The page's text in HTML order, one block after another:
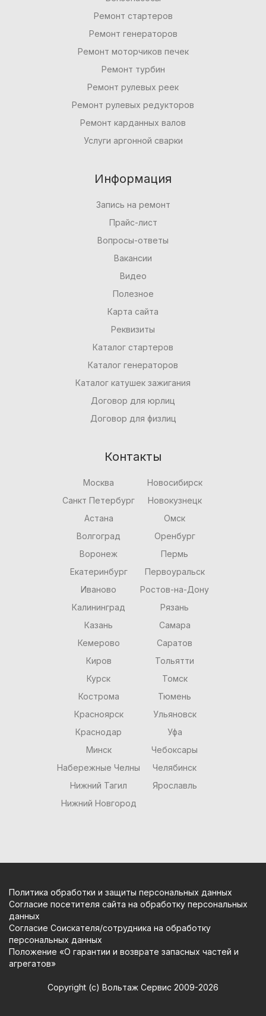
Ремонт стартеров
Ремонт генераторов
Ремонт моторчиков печек
Ремонт турбин
Ремонт рулевых реек
Ремонт рулевых редукторов
Ремонт карданных валов
Услуги аргонной сварки
Информация
Запись на ремонт
Прайс-лист
Вопросы-ответы
Вакансии
Видео
Полезное
Карта сайта
Реквизиты
Каталог стартеров
Каталог генераторов
Каталог катушек зажигания
Договор для юрлиц
Договор для физлиц
Контакты
Москва
Санкт Петербург
Астана
Волгоград
Воронеж
Екатеринбург
Иваново
Калининград
Казань
Кемерово
Киров
Курск
Кострома
Красноярск
Краснодар
Минск
Набережные Челны
Нижний Тагил
Нижний Новгород
Новосибирск
Новокузнецк
Омск
Оренбург
Пермь
Первоуральск
Ростов-на-Дону
Рязань
Самара
Саратов
Тольятти
Томск
Тюмень
Ульяновск
Уфа
Чебоксары
Челябинск
Ярославль
Политика обработки и защиты персональных данных
Согласие посетителя сайта на обработку персональных
данных
Согласие Соискателя/сотрудника на обработку
персональных данных
Положение «О гарантии и возврате запасных частей и
агрегатов»
Copyright (c) Вольтаж Сервис 2009-2026